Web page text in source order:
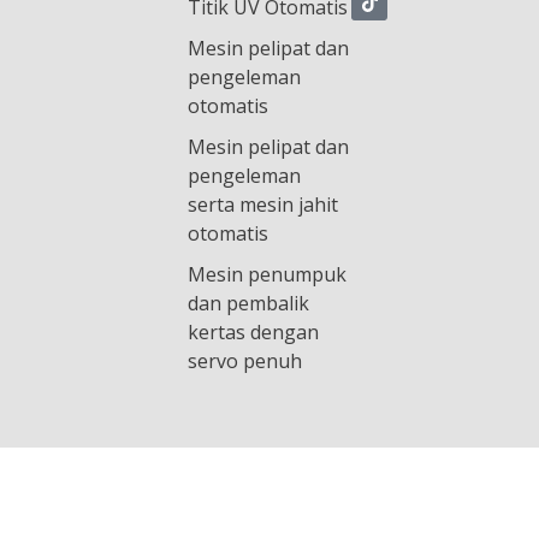
Titik UV Otomatis
Mesin pelipat dan
pengeleman
otomatis
Mesin pelipat dan
pengeleman
serta mesin jahit
otomatis
Mesin penumpuk
dan pembalik
kertas dengan
servo penuh
o
k